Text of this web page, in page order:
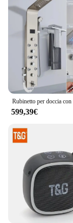
599,39€